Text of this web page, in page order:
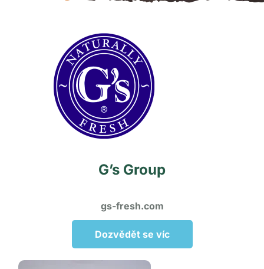
G’s Group
gs-fresh.com
Dozvědět se víc